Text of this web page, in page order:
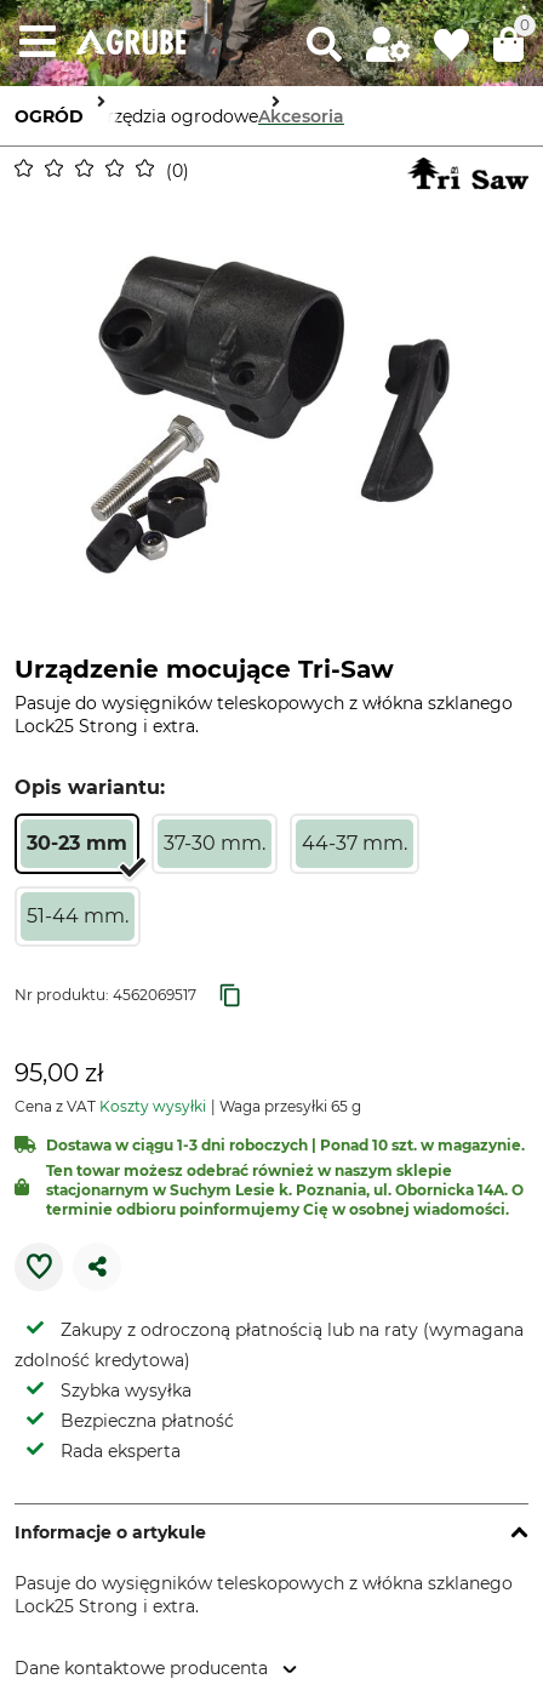
0
OGRÓD Narzędzia ogrodoweAkcesoria
0
Urządzenie mocujące Tri-Saw
Pasuje do wysięgników teleskopowych z włókna szklanego
Lock25 Strong i extra.
Opis wariantu:
30-23 mm 37-30 mm. 44-37 mm.
51-44 mm.
Nr produktu: 4562069517
95,00 zł
Cena z VAT Koszty wysyłki Waga przesyłki 65 g
Dostawa w ciągu 1-3 dni roboczych | Ponad 10 szt. w magazynie.
Ten towar możesz odebrać również w naszym sklepie
stacjonarnym w Suchym Lesie k. Poznania, ul. Obornicka 14A. O
terminie odbioru poinformujemy Cię w osobnej wiadomości.
Zakupy z odroczoną płatnością lub na raty (wymagana
zdolność kredytowa)
Szybka wysyłka
Bezpieczna płatność
Rada eksperta
Informacje o artykule
Pasuje do wysięgników teleskopowych z włókna szklanego
Lock25 Strong i extra.
Dane kontaktowe producenta